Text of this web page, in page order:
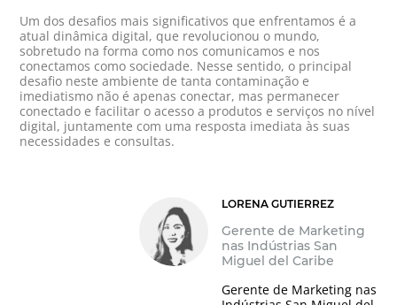
Um dos desafios mais significativos que enfrentamos é a
atual dinâmica digital, que revolucionou o mundo,
sobretudo na forma como nos comunicamos e nos
conectamos como sociedade. Nesse sentido, o principal
desafio neste ambiente de tanta contaminação e
imediatismo não é apenas conectar, mas permanecer
conectado e facilitar o acesso a produtos e serviços no nível
digital, juntamente com uma resposta imediata às suas
necessidades e consultas.
LORENA GUTIERREZ
Gerente de Marketing
nas Indústrias San
Miguel del Caribe
Gerente de Marketing nas